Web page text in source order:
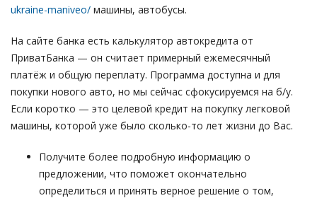
ukraine-maniveo/ машины, автобусы.
На сайте банка есть калькулятор автокредита от
ПриватБанка — он считает примерный ежемесячный
платёж и общую переплату. Программа доступна и для
покупки нового авто, но мы сейчас сфокусируемся на б/у.
Если коротко — это целевой кредит на покупку легковой
машины, которой уже было сколько-то лет жизни до Вас.
Получите более подробную информацию о
предложении, что поможет окончательно
определиться и принять верное решение о том,